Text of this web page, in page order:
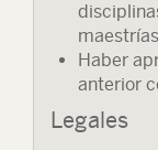
Haber
anterior
Legales